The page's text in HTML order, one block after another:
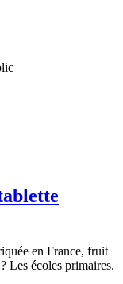
en France, fruit
Les écoles primaires.